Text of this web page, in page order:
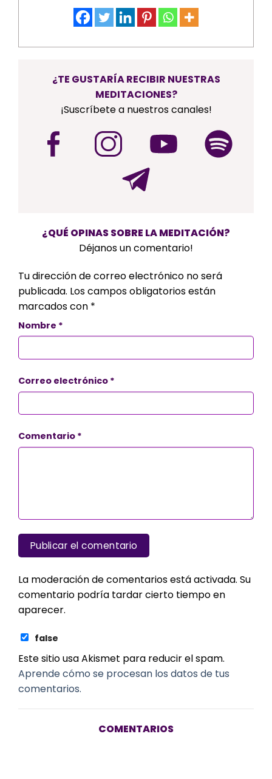
¿TE GUSTARÍA RECIBIR NUESTRAS
MEDITACIONES?
¡Suscríbete a nuestros canales!
¿QUÉ OPINAS SOBRE LA MEDITACIÓN?
Déjanos un comentario!
Tu dirección de correo electrónico no será
publicada. Los campos obligatorios están
marcados con *
Nombre *
Correo electrónico *
Comentario *
La moderación de comentarios está activada. Su
comentario podría tardar cierto tiempo en
aparecer.
false
Este sitio usa Akismet para reducir el spam.
Aprende cómo se procesan los datos de tus
comentarios.
COMENTARIOS